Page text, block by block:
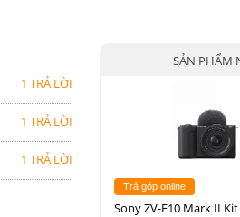
1 TRẢ LỜI
1 TRẢ LỜI
1 TRẢ LỜI
SẢN PHẨM
Trả góp online
Sony ZV-E10 Mark II